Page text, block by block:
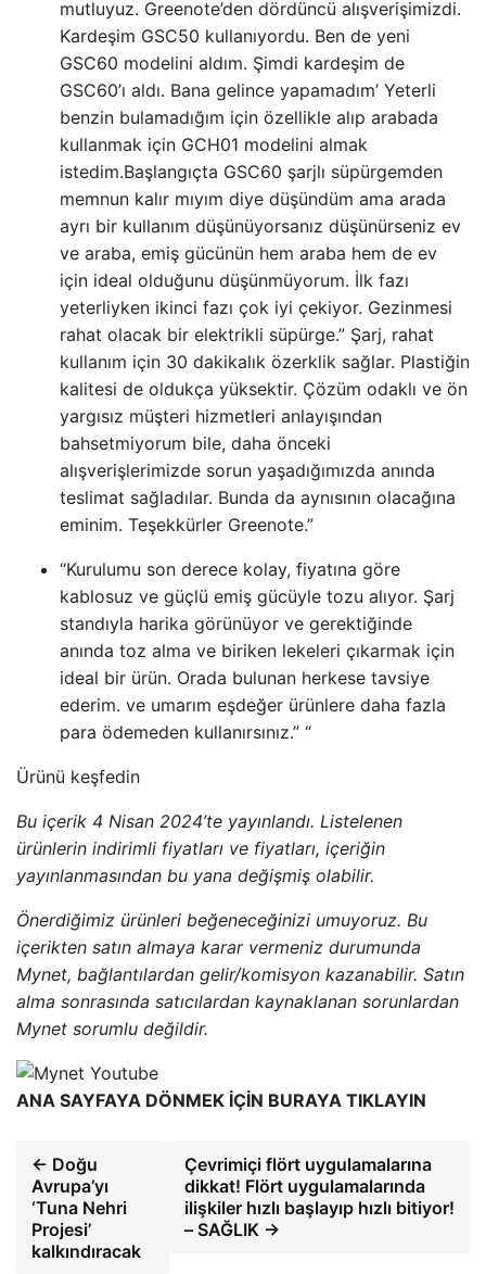
mutluyuz. Greenote’den dördüncü alışverişimizdi.
Kardeşim GSC50 kullanıyordu. Ben de yeni
GSC60 modelini aldım. Şimdi kardeşim de
GSC60’ı aldı. Bana gelince yapamadım’ Yeterli
benzin bulamadığım için özellikle alıp arabada
kullanmak için GCH01 modelini almak
istedim.Başlangıçta GSC60 şarjlı süpürgemden
memnun kalır mıyım diye düşündüm ama arada
ayrı bir kullanım düşünüyorsanız düşünürseniz ev
ve araba, emiş gücünün hem araba hem de ev
için ideal olduğunu düşünmüyorum. İlk fazı
yeterliyken ikinci fazı çok iyi çekiyor. Gezinmesi
rahat olacak bir elektrikli süpürge.” Şarj, rahat
kullanım için 30 dakikalık özerklik sağlar. Plastiğin
kalitesi de oldukça yüksektir. Çözüm odaklı ve ön
yargısız müşteri hizmetleri anlayışından
bahsetmiyorum bile, daha önceki
alışverişlerimizde sorun yaşadığımızda anında
teslimat sağladılar. Bunda da aynısının olacağına
eminim. Teşekkürler Greenote.”
“Kurulumu son derece kolay, fiyatına göre
kablosuz ve güçlü emiş gücüyle tozu alıyor. Şarj
standıyla harika görünüyor ve gerektiğinde
anında toz alma ve biriken lekeleri çıkarmak için
ideal bir ürün. Orada bulunan herkese tavsiye
ederim. ve umarım eşdeğer ürünlere daha fazla
para ödemeden kullanırsınız.” “
Ürünü keşfedin
Bu içerik 4 Nisan 2024’te yayınlandı. Listelenen
ürünlerin indirimli fiyatları ve fiyatları, içeriğin
yayınlanmasından bu yana değişmiş olabilir.
Önerdiğimiz ürünleri beğeneceğinizi umuyoruz. Bu
içerikten satın almaya karar vermeniz durumunda
Mynet, bağlantılardan gelir/komisyon kazanabilir. Satın
alma sonrasında satıcılardan kaynaklanan sorunlardan
Mynet sorumlu değildir.
ANA SAYFAYA DÖNMEK İÇİN BURAYA TIKLAYIN
← Doğu
Avrupa’yı
‘Tuna Nehri
Projesi’
kalkındıracak
Çevrimiçi flört uygulamalarına
dikkat! Flört uygulamalarında
ilişkiler hızlı başlayıp hızlı bitiyor!
– SAĞLIK →